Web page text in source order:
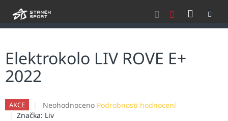
Elektrokolo LIV ROVE E+
2022
AKCE
Průměrné
hodnocení
Neohodnoceno Podrobnosti hodnocení
Značka: Liv